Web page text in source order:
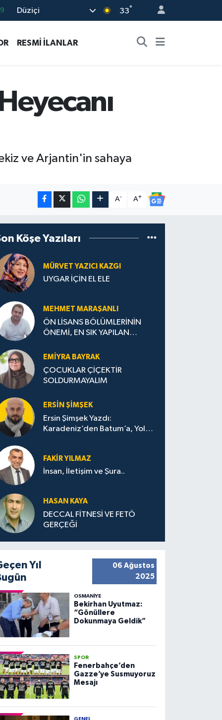
Düziçi 33°
RESMİ İLANLAR
ve Arjantin'in sahaya
A- A+
Köşe Yazıları
MÜRVET YAZICI KAZGI
UYGAR İÇİN EL ELE
MEHMET MARAŞANLI
ÖN LİSANS BÖLÜMLERİNİN
ÖNEMİ, EN SIK YAPILAN
STRATEJİLERİ
EMIYRA BAYRAK
ÇOCUKLAR ÇİÇEKTİR
SOLDURMAYALIM
ERSIN ŞIMŞEK
Ersin Şimşek Yazdı:
Karadeniz’den Batum’a, Yolun
FAKIR YILMAZ
İnsan, İletişim ve Şura..
HASAN KAYA
DECCAL FİTNESİ VE FETÖ
GERÇEĞİ
Yıl
06 Ağustos
2025
OSMANIYE
Bekirhan Uyutmaz:
“Gönüllere
Dokunmaya Geldik”
SPOR
Fenerbahçe’den
Gazze’ye Susmuyoruz
Mesajı
GENEL